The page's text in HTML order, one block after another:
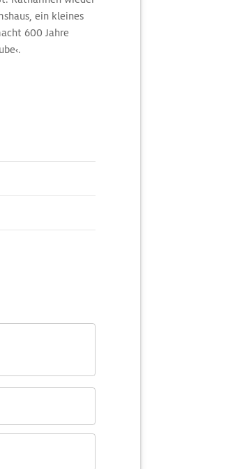
ein kleines
600 Jahre